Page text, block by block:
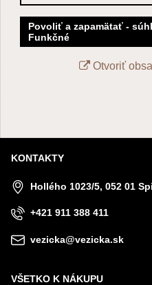
Povoliť a zapamätať -
Funkčné
Otvoriť
KONTAKTY
Hollého 1023/5, 052 01
+421 911 388 411
vezicka@vezicka.sk
VŠETKO K NÁKUPU